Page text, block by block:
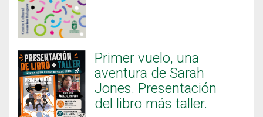
Primer vuelo, una
aventura de Sarah
Jones. Presentación
del libro más taller.